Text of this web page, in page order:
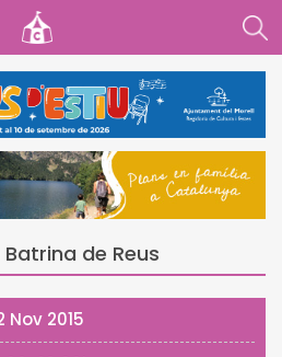
de Reus
Nov 2015